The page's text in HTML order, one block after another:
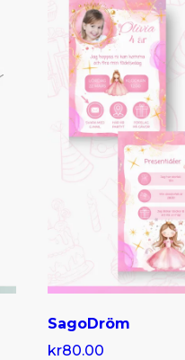
SagoDröm
kr80.00